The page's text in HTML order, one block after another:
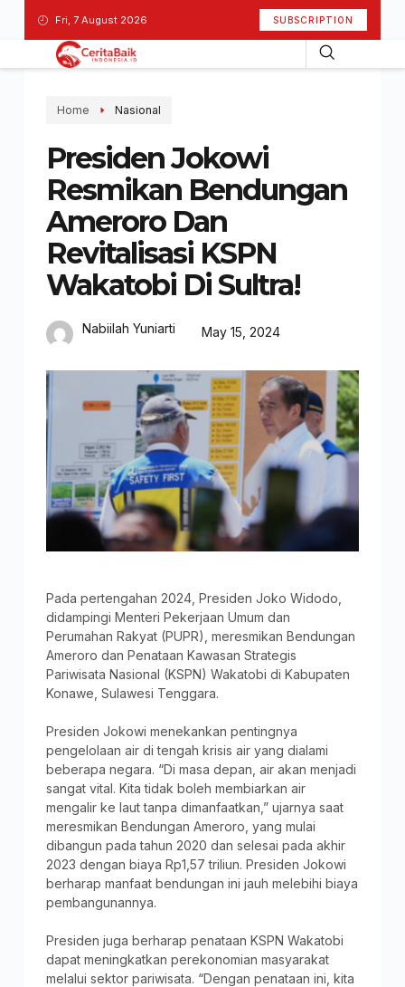
Fri, 7 August 2026 SUBSCRIPTION
Home Nasional
Presiden Jokowi
Resmikan Bendungan
Ameroro Dan
Revitalisasi KSPN
Wakatobi Di Sultra!
Nabiilah Yuniarti May 15, 2024
Pada pertengahan 2024, Presiden Joko Widodo,
didampingi Menteri Pekerjaan Umum dan
Perumahan Rakyat (PUPR), meresmikan Bendungan
Ameroro dan Penataan Kawasan Strategis
Pariwisata Nasional (KSPN) Wakatobi di Kabupaten
Konawe, Sulawesi Tenggara.
Presiden Jokowi menekankan pentingnya
pengelolaan air di tengah krisis air yang dialami
beberapa negara. “Di masa depan, air akan menjadi
sangat vital. Kita tidak boleh membiarkan air
mengalir ke laut tanpa dimanfaatkan,” ujarnya saat
meresmikan Bendungan Ameroro, yang mulai
dibangun pada tahun 2020 dan selesai pada akhir
2023 dengan biaya Rp1,57 triliun. Presiden Jokowi
berharap manfaat bendungan ini jauh melebihi biaya
pembangunannya.
Presiden juga berharap penataan KSPN Wakatobi
dapat meningkatkan perekonomian masyarakat
melalui sektor pariwisata. “Dengan penataan ini, kita